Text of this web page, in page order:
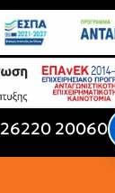
26220 20060